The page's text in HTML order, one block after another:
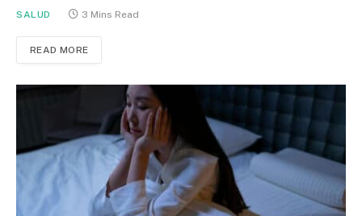
SALUD 3 Mins Read
READ MORE